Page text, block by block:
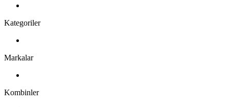
Kategoriler
Markalar
Kombinler